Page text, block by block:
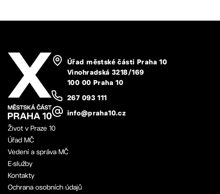
Úřad městské části Praha 10
Vinohradská 3218/169
100 00 Praha 10
267 093 111
info@praha10.cz
Život v Praze 10
Úřad MČ
Vedení a správa MČ
E-služby
Kontakty
Ochrana osobních údajů